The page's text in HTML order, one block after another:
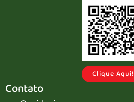
Clique Aqui!
Contato